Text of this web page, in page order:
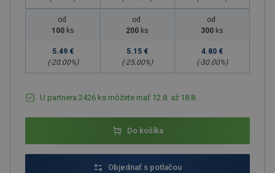
od
100 ks
5.49 €
(-20.00%)
od
200 ks
5.15 €
(-25.00%)
od
300 ks
4.80 €
(-30.00%)
U partnera 2426 ks môžete mať 12.8. až 18.8.
Do košíka
Objednať s potlačou